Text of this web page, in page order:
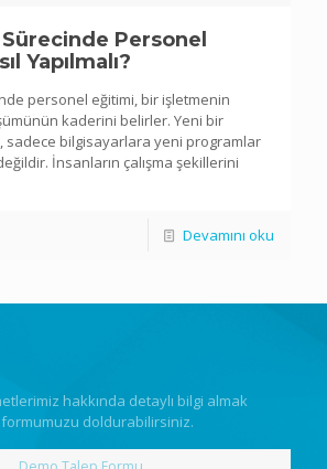
Sürecinde Personel
Yapılmalı?
personel eğitimi, bir işletmenin
kaderini belirler. Yeni bir
sadece bilgisayarlara yeni programlar
İnsanların çalışma şekillerini
Devamını oku
hakkında detaylı bilgi almak
doldurabilirsiniz.